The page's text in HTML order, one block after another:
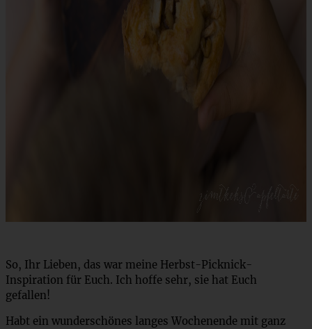
So, Ihr Lieben, das war meine Herbst-Picknick-
Inspiration für Euch. Ich hoffe sehr, sie hat Euch
gefallen!
Habt ein wunderschönes langes Wochenende mit ganz